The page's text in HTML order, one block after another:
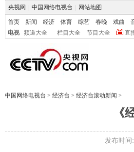
央视网 中国网络电视台 网站地图
首页 新闻 经济 体育 综艺 春晚 戏曲
电视
频道大全 栏目大全 节目大全 直
中国网络电视台 > 经济台 > 经济台滚动新闻 >
《
发布时